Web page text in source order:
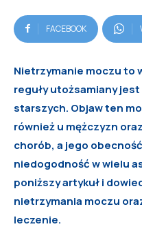
FACEBOOK
Nietrzymanie moczu to
reguły utożsamiany
starszych. Objaw ten
również u mężczyzn
chorób, a jego
niedogodność w wielu
poniższy artykuł i
nietrzymania moczu
leczenie.